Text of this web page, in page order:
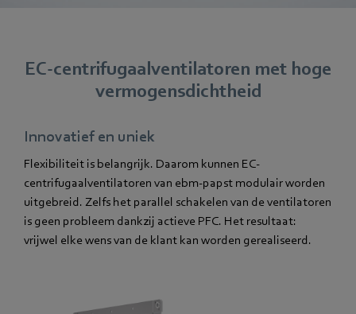
EC-centrifugaalventilatoren met hoge
vermogensdichtheid
Innovatief en uniek
Flexibiliteit is belangrijk. Daarom kunnen EC-
centrifugaalventilatoren van ebm-papst modulair worden
uitgebreid. Zelfs het parallel schakelen van de ventilatoren
is geen probleem dankzij actieve PFC. Het resultaat:
vrijwel elke wens van de klant kan worden gerealiseerd.